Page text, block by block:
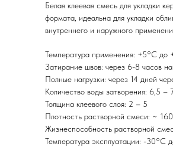
Белая клеевая смесь для укладки
формата, идеальна для укладки
внутреннего и наружного
Температура применения: +5°C до
Затирание швов: через 6-8 часов
Полные нагрузки: через 14 дней
Количество воды затворения: 6,5
Толщина клеевого слоя: 2 – 5
Плотность растворной смеси: ~
Жизнеспособность растворной
Температура эксплуатации: -30°C